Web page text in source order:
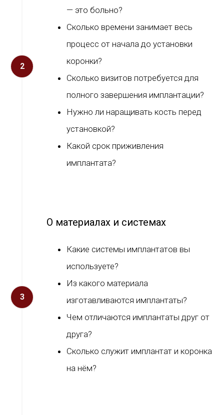
— это больно?
Сколько времени занимает весь
процесс от начала до установки
коронки?
Сколько визитов потребуется для
полного завершения имплантации?
Нужно ли наращивать кость перед
установкой?
Какой срок приживления
имплантата?
О материалах и системах
Какие системы имплантатов вы
используете?
Из какого материала
изготавливаются имплантаты?
Чем отличаются имплантаты друг от
друга?
Сколько служит имплантат и коронка
на нём?